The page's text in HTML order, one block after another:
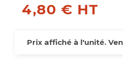
4,80 € HT
Prix affiché à l'unité.